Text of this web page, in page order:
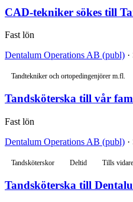
CAD-tekniker sökes till
Fast lön
Dentalum Operations AB (publ)
Tandtekniker och ortopedingenjörer m.fl.
Tandsköterska till vår
Fast lön
Dentalum Operations AB (publ)
Tandsköterskor Deltid Tills vidare
Tandsköterska till